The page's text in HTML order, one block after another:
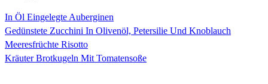
In Öl Eingelegte Auberginen
Gedünstete Zucchini In Olivenöl, Petersilie Und Knoblauch
Meeresfrüchte Risotto
Kräuter Brotkugeln Mit Tomatensoße